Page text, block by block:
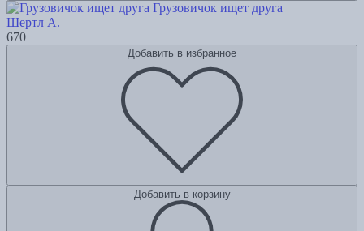
Грузовичок ищет друга
Шертл А.
670
Добавить в избранное
Добавить в корзину